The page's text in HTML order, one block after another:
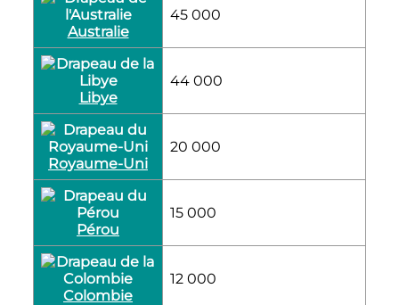
Australie
45 000
Libye
44 000
Royaume-Uni
20 000
Pérou
15 000
Colombie
12 000